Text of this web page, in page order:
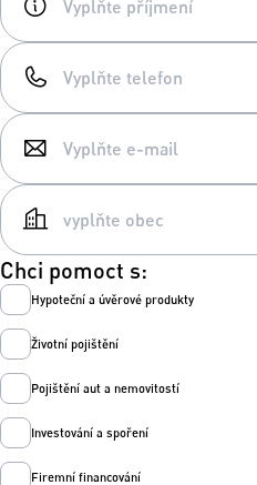
Chci pomoct s:
Hypoteční a úvěrové produkty
Životní pojištění
Pojištění aut a nemovitostí
Investování a spoření
Firemní financování